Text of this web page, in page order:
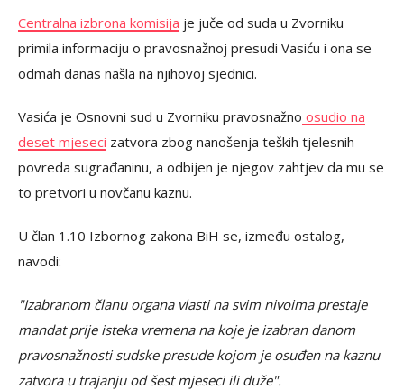
Centralna izbrona komisija je juče od suda u Zvorniku
primila informaciju o pravosnažnoj presudi Vasiću i ona se
odmah danas našla na njihovoj sjednici.
Vasića je Osnovni sud u Zvorniku pravosnažno osudio na
deset mjeseci zatvora zbog nanošenja teških tjelesnih
povreda sugrađaninu, a odbijen je njegov zahtjev da mu se
to pretvori u novčanu kaznu.
U član 1.10 Izbornog zakona BiH se, između ostalog,
navodi:
"Izabranom članu organa vlasti na svim nivoima prestaje
mandat prije isteka vremena na koje je izabran danom
pravosnažnosti sudske presude kojom je osuđen na kaznu
zatvora u trajanju od šest mjeseci ili duže".